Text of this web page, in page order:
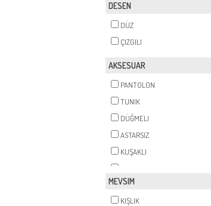
DESEN
DÜZ
ÇIZGILI
AKSESUAR
PANTOLON
TUNIK
DÜĞMELI
ASTARSIZ
KUŞAKLI
MEVSIM
KIŞLIK